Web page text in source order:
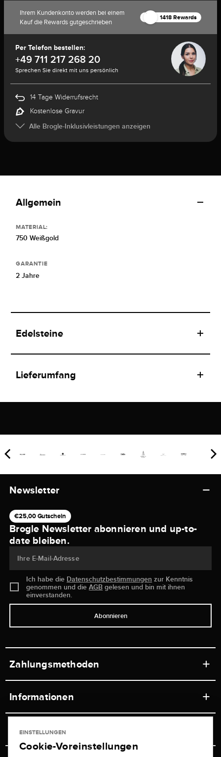
Ihrem Kundenkonto werden bei einem
Kauf die Rewards gutgeschrieben
1418 Rewards
Per Telefon bestellen:
+49 711 217 268 20
Sprechen Sie direkt mit uns persönlich
14 Tage Widerrufsrecht
Kostenlose Gravur
Alle Brogle-Inklusivleistungen anzeigen
Allgemein
MATERIAL:
750 Weißgold
GARANTIE
2 Jahre
Edelsteine
Lieferumfang
Newsletter
€25,00 Gutschein
Brogle Newsletter abonnieren und up-to-
date bleiben.
Ihre E-Mail-Adresse
Ich habe die Datenschutzbestimmungen zur Kenntnis
genommen und dieAGB gelesen und bin mit ihnen
einverstanden.
Abonnieren
Zahlungsmethoden
Informationen
Ladengeschäft
Service
EINSTELLUNGEN
Cookie-Voreinstellungen